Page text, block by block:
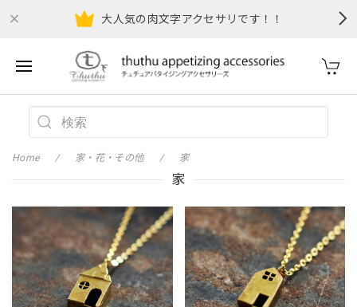
大人気の肉文字アクセサリです！！
Home 家・花・その他 家
家